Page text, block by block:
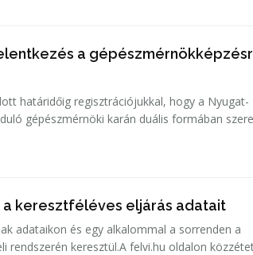
a
határidőig regisztrációjukkal, hogy a Nyugat-
gépészmérnöki karán duális formában
a keresztféléves eljárás adatait
adataikon és egy alkalommal a sorrenden a
rendszerén keresztül.A felvi.hu oldalon